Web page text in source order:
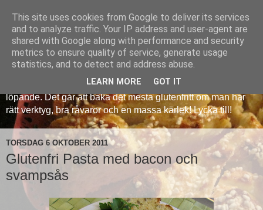
Veronicas glutenfria
Att baka glutenfritt kan vara en utmaning, men det behöver
inte vara så krångligt. Med denna sida delar jag med mig av
mina erfarenheter och jag kommer att lägga in nya recept
löpande. Det går att baka det mesta glutenfritt om man har
rätt verktyg, bra råvaror och en massa kärlek! Lycka till!
TORSDAG 6 OKTOBER 2011
Glutenfri Pasta med bacon och
svampsås
This site uses cookies from Google to deliver its services
and to analyze traffic. Your IP address and user-agent are
shared with Google along with performance and security
metrics to ensure quality of service, generate usage
statistics, and to detect and address abuse.
LEARN MORE GOT IT